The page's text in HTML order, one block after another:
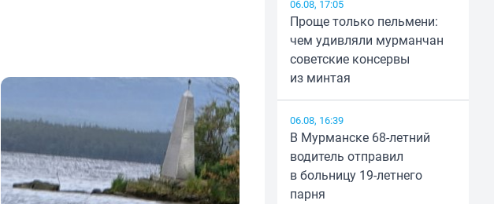
06.08, 17:05
Проще только пельмени:
чем удивляли мурманчан
советские консервы
из минтая
06.08, 16:39
В Мурманске 68-летний
водитель отправил
в больницу 19-летнего
парня